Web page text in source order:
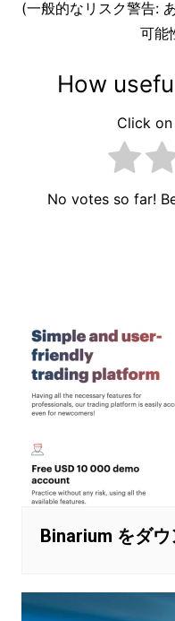
(一般的なリスク警告:
可能
How
Click
No votes so far!
ビ
ゲ
ー
シ
ョ
ン
Binarium をダウ